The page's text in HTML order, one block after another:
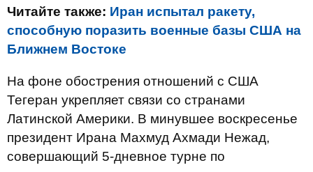
Читайте также: Иран испытал ракету,
способную поразить военные базы США на
Ближнем Востоке
На фоне обострения отношений с США
Тегеран укрепляет связи со странами
Латинской Америки. В минувшее воскресенье
президент Ирана Махмуд Ахмади Нежад,
совершающий 5-дневное турне по